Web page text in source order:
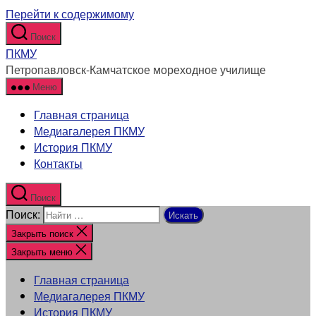
Перейти к содержимому
Поиск
ПКМУ
Петропавловск-Камчатское мореходное училище
Меню
Главная страница
Медиагалерея ПКМУ
История ПКМУ
Контакты
Поиск
Поиск:
Закрыть поиск
Закрыть меню
Главная страница
Медиагалерея ПКМУ
История ПКМУ